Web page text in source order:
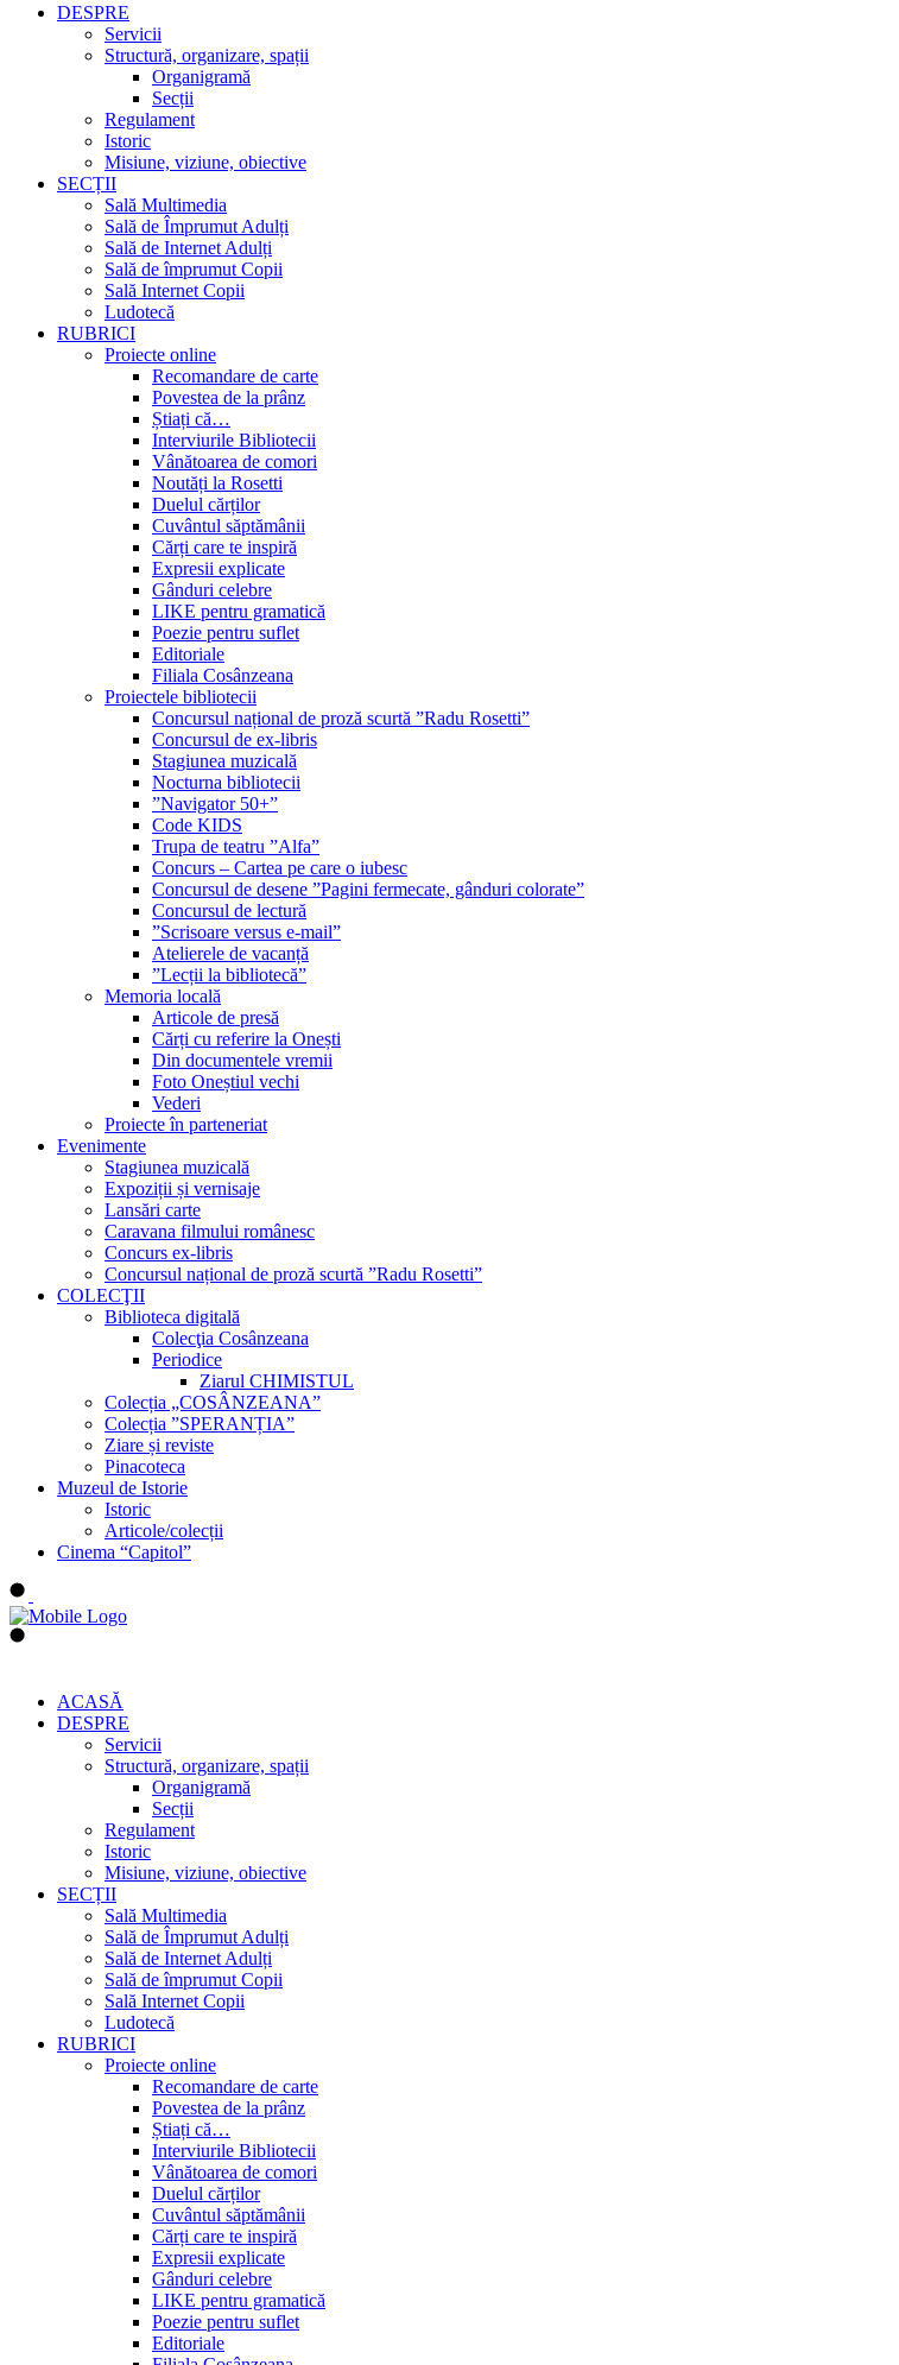
DESPRE
Servicii
Structură, organizare, spații
Organigramă
Secții
Regulament
Istoric
Misiune, viziune, obiective
SECȚII
Sală Multimedia
Sală de Împrumut Adulți
Sală de Internet Adulți
Sală de împrumut Copii
Sală Internet Copii
Ludotecă
RUBRICI
Proiecte online
Recomandare de carte
Povestea de la prânz
Știați că…
Interviurile Bibliotecii
Vânătoarea de comori
Noutăți la Rosetti
Duelul cărților
Cuvântul săptămânii
Cărți care te inspiră
Expresii explicate
Gânduri celebre
LIKE pentru gramatică
Poezie pentru suflet
Editoriale
Filiala Cosânzeana
Proiectele bibliotecii
Concursul național de proză scurtă ”Radu Rosetti”
Concursul de ex-libris
Stagiunea muzicală
Nocturna bibliotecii
”Navigator 50+”
Code KIDS
Trupa de teatru ”Alfa”
Concurs – Cartea pe care o iubesc
Concursul de desene ”Pagini fermecate, gânduri colorate”
Concursul de lectură
”Scrisoare versus e-mail”
Atelierele de vacanță
”Lecții la bibliotecă”
Memoria locală
Articole de presă
Cărți cu referire la Onești
Din documentele vremii
Foto Oneștiul vechi
Vederi
Proiecte în parteneriat
Evenimente
Stagiunea muzicală
Expoziții și vernisaje
Lansări carte
Caravana filmului românesc
Concurs ex-libris
Concursul național de proză scurtă ”Radu Rosetti”
COLECŢII
Biblioteca digitală
Colecţia Cosânzeana
Periodice
Ziarul CHIMISTUL
Colecția „COSÂNZEANA”
Colecția ”SPERANȚIA”
Ziare și reviste
Pinacoteca
Muzeul de Istorie
Istoric
Articole/colecții
Cinema “Capitol”
ACASĂ
DESPRE
Servicii
Structură, organizare, spații
Organigramă
Secții
Regulament
Istoric
Misiune, viziune, obiective
SECȚII
Sală Multimedia
Sală de Împrumut Adulți
Sală de Internet Adulți
Sală de împrumut Copii
Sală Internet Copii
Ludotecă
RUBRICI
Proiecte online
Recomandare de carte
Povestea de la prânz
Știați că…
Interviurile Bibliotecii
Vânătoarea de comori
Duelul cărților
Cuvântul săptămânii
Cărți care te inspiră
Expresii explicate
Gânduri celebre
LIKE pentru gramatică
Poezie pentru suflet
Editoriale